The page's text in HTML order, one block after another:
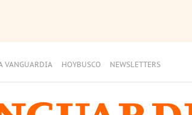
VANGUARDIA HOYBUSCO NEWSLETTERS